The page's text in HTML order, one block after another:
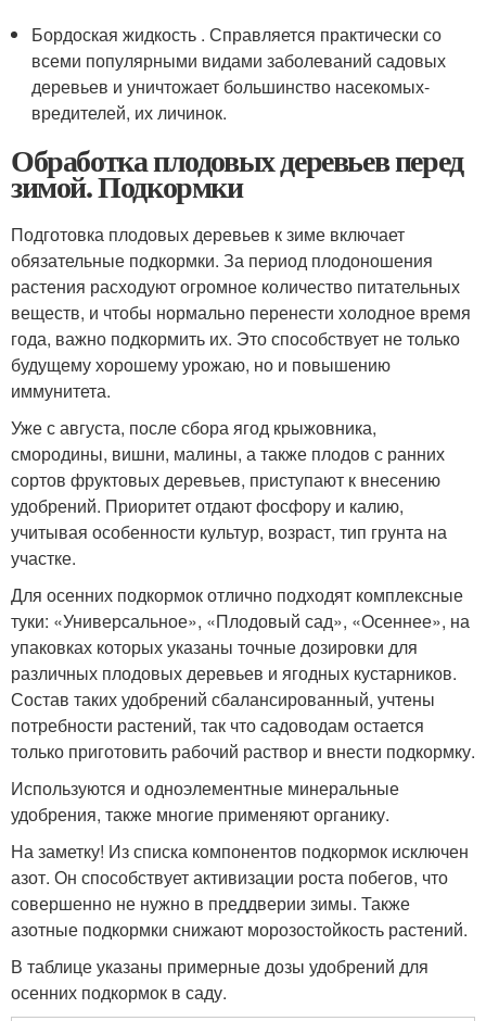
Бордоская жидкость . Справляется практически со
всеми популярными видами заболеваний садовых
деревьев и уничтожает большинство насекомых-
вредителей, их личинок.
Обработка плодовых деревьев перед
зимой. Подкормки
Подготовка плодовых деревьев к зиме включает
обязательные подкормки. За период плодоношения
растения расходуют огромное количество питательных
веществ, и чтобы нормально перенести холодное время
года, важно подкормить их. Это способствует не только
будущему хорошему урожаю, но и повышению
иммунитета.
Уже с августа, после сбора ягод крыжовника,
смородины, вишни, малины, а также плодов с ранних
сортов фруктовых деревьев, приступают к внесению
удобрений. Приоритет отдают фосфору и калию,
учитывая особенности культур, возраст, тип грунта на
участке.
Для осенних подкормок отлично подходят комплексные
туки: «Универсальное», «Плодовый сад», «Осеннее», на
упаковках которых указаны точные дозировки для
различных плодовых деревьев и ягодных кустарников.
Состав таких удобрений сбалансированный, учтены
потребности растений, так что садоводам остается
только приготовить рабочий раствор и внести подкормку.
Используются и одноэлементные минеральные
удобрения, также многие применяют органику.
На заметку! Из списка компонентов подкормок исключен
азот. Он способствует активизации роста побегов, что
совершенно не нужно в преддверии зимы. Также
азотные подкормки снижают морозостойкость растений.
В таблице указаны примерные дозы удобрений для
осенних подкормок в саду.